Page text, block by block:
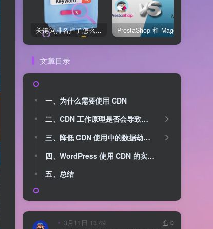
关键词排名掉了怎么办？用关键词排名软件快速诊断问题
文章目录
一、为什么需要使用 CDN
二、CDN 工作原理是否会导致数据被劫持？
三、降低 CDN 使用中的数据劫持风险
四、WordPress 使用 CDN 的实际安全性
五、总结
3月11日 13:49
0